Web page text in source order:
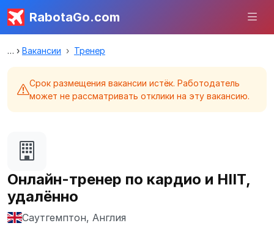
RabotaGo.com
Вакансии Тренер
Срок размещения вакансии истёк. Работодатель
может не рассматривать отклики на эту вакансию.
Онлайн-тренер по кардио и HIIT,
удалённо
Саутгемптон, Англия